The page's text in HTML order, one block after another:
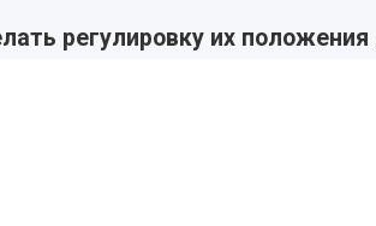
регулировку их